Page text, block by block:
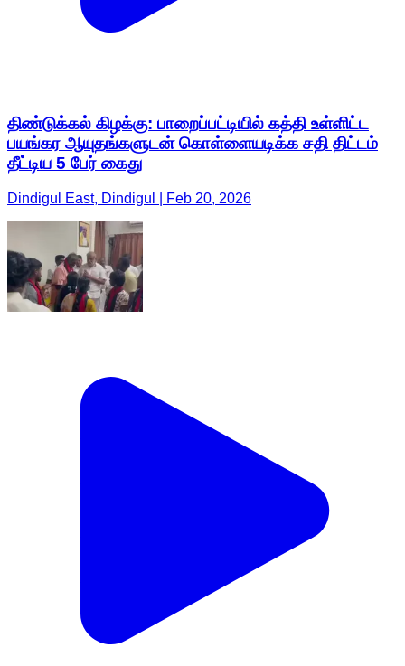
திண்டுக்கல் கிழக்கு: பாறைப்பட்டியில் கத்தி உள்ளிட்ட
பயங்கர ஆயுதங்களுடன் கொள்ளையடிக்க சதி திட்டம்
தீட்டிய 5 பேர் கைது
Dindigul East, Dindigul | Feb 20, 2026